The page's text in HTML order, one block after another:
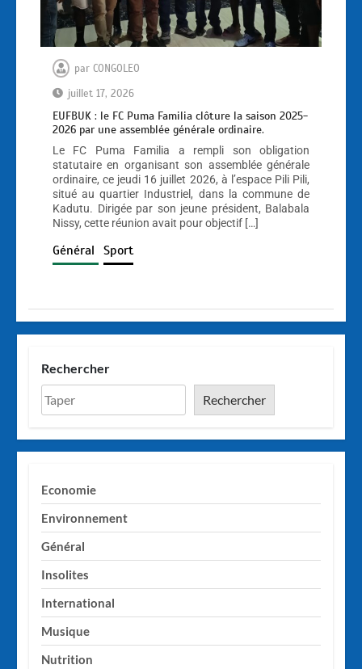
par CONGOLEO
juillet 17, 2026
EUFBUK : le FC Puma Familia clôture la saison 2025-
2026 par une assemblée générale ordinaire.
Le FC Puma Familia a rempli son obligation
statutaire en organisant son assemblée générale
ordinaire, ce jeudi 16 juillet 2026, à l’espace Pili Pili,
situé au quartier Industriel, dans la commune de
Kadutu. Dirigée par son jeune président, Balabala
Nissy, cette réunion avait pour objectif […]
Général Sport
Rechercher
Rechercher
Economie
Environnement
Général
Insolites
International
Musique
Nutrition